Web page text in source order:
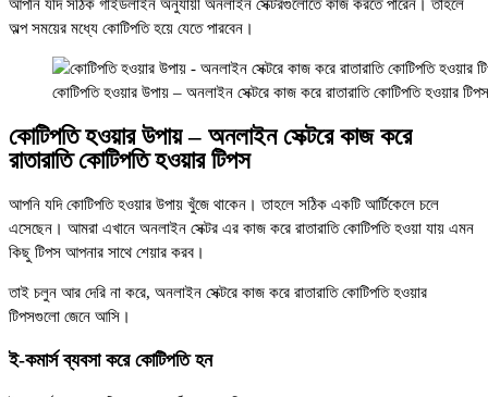
আপনি যদি সঠিক গাইডলাইন অনুযায়ী অনলাইন সেক্টরগুলোতে কাজ করতে পারেন। তাহলে
অল্প সময়ের মধ্যে কোটিপতি হয়ে যেতে পারবেন।
কোটিপতি হওয়ার উপায় – অনলাইন সেক্টরে কাজ করে রাতারাতি কোটিপতি হওয়ার টিপস
কোটিপতি হওয়ার উপায় – অনলাইন সেক্টরে কাজ করে
রাতারাতি কোটিপতি হওয়ার টিপস
আপনি যদি কোটিপতি হওয়ার উপায় খুঁজে থাকেন। তাহলে সঠিক একটি আর্টিকেলে চলে
এসেছেন। আমরা এখানে অনলাইন সেক্টর এর কাজ করে রাতারাতি কোটিপতি হওয়া যায় এমন
কিছু টিপস আপনার সাথে শেয়ার করব।
তাই চলুন আর দেরি না করে, অনলাইন সেক্টরে কাজ করে রাতারাতি কোটিপতি হওয়ার
টিপসগুলো জেনে আসি।
ই-কমার্স ব্যবসা করে কোটিপতি হন